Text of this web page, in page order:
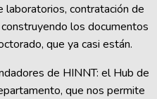
laboratorios, contratación de
los documentos
que ya casi están.
de HINNT: el Hub de
que nos permite